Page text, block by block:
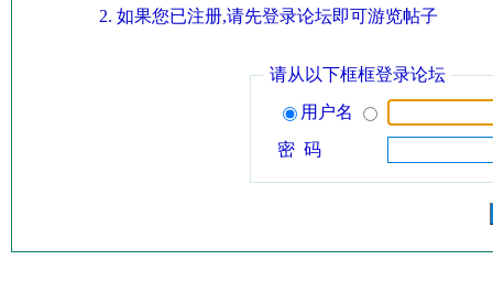
如果您已注册,请先登录论坛即可游览帖子
请从以下框框登录论坛
用户名
密 码